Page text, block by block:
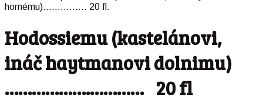
hornému)…………… 20 fl.
Hodossiemu (kastelánovi,
ináč haytmanovi dolnimu)
……………….………… 20 fl